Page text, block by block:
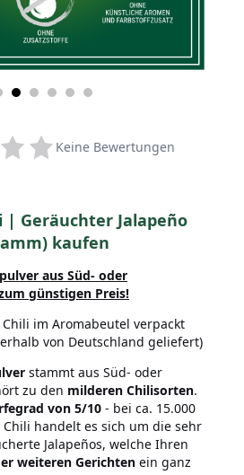
Keine Bewertungen
| Geräuchter Jalapeño
kaufen
aus Süd- oder
günstigen Preis!
im Aromabeutel verpackt
von Deutschland geliefert)
stammt aus Süd- oder
zu den milderen Chilisorten.
von 5/10 - bei ca. 15.000
Chili handelt es sich um die sehr
Jalapeños, welche Ihren
weiteren Gerichten ein ganz